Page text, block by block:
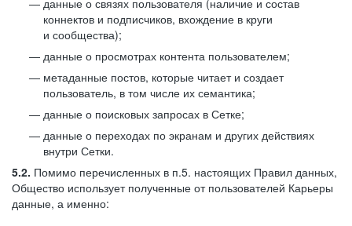
данные о связях пользователя (наличие и состав
коннектов и подписчиков, вхождение в круги
и сообщества);
данные о просмотрах контента пользователем;
метаданные постов, которые читает и создает
пользователь, в том числе их семантика;
данные о поисковых запросах в Сетке;
данные о переходах по экранам и других действиях
внутри Сетки.
5.2. Помимо перечисленных в п.5. настоящих Правил данных,
Общество использует полученные от пользователей Карьеры
данные, а именно: